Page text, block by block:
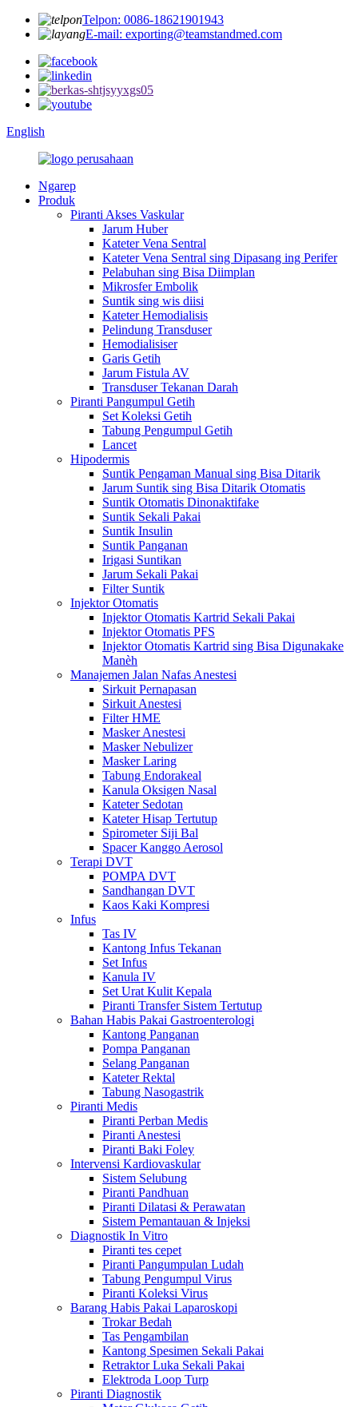
Telpon: 0086-18621901943
E-mail: exporting@teamstandmed.com
English
Ngarep
Produk
Piranti Akses Vaskular
Jarum Huber
Kateter Vena Sentral
Kateter Vena Sentral sing Dipasang ing Perifer
Pelabuhan sing Bisa Diimplan
Mikrosfer Embolik
Suntik sing wis diisi
Kateter Hemodialisis
Pelindung Transduser
Hemodialisiser
Garis Getih
Jarum Fistula AV
Transduser Tekanan Darah
Piranti Pangumpul Getih
Set Koleksi Getih
Tabung Pengumpul Getih
Lancet
Hipodermis
Suntik Pengaman Manual sing Bisa Ditarik
Jarum Suntik sing Bisa Ditarik Otomatis
Suntik Otomatis Dinonaktifake
Suntik Sekali Pakai
Suntik Insulin
Suntik Panganan
Irigasi Suntikan
Jarum Sekali Pakai
Filter Suntik
Injektor Otomatis
Injektor Otomatis Kartrid Sekali Pakai
Injektor Otomatis PFS
Injektor Otomatis Kartrid sing Bisa Digunakake
Manèh
Manajemen Jalan Nafas Anestesi
Sirkuit Pernapasan
Sirkuit Anestesi
Filter HME
Masker Anestesi
Masker Nebulizer
Masker Laring
Tabung Endorakeal
Kanula Oksigen Nasal
Kateter Sedotan
Kateter Hisap Tertutup
Spirometer Siji Bal
Spacer Kanggo Aerosol
Terapi DVT
POMPA DVT
Sandhangan DVT
Kaos Kaki Kompresi
Infus
Tas IV
Kantong Infus Tekanan
Set Infus
Kanula IV
Set Urat Kulit Kepala
Piranti Transfer Sistem Tertutup
Bahan Habis Pakai Gastroenterologi
Kantong Panganan
Pompa Panganan
Selang Panganan
Kateter Rektal
Tabung Nasogastrik
Piranti Medis
Piranti Perban Medis
Piranti Anestesi
Piranti Baki Foley
Intervensi Kardiovaskular
Sistem Selubung
Piranti Pandhuan
Piranti Dilatasi & Perawatan
Sistem Pemantauan & Injeksi
Diagnostik In Vitro
Piranti tes cepet
Piranti Pangumpulan Ludah
Tabung Pengumpul Virus
Piranti Koleksi Virus
Barang Habis Pakai Laparoskopi
Trokar Bedah
Tas Pengambilan
Kantong Spesimen Sekali Pakai
Retraktor Luka Sekali Pakai
Elektroda Loop Turp
Piranti Diagnostik